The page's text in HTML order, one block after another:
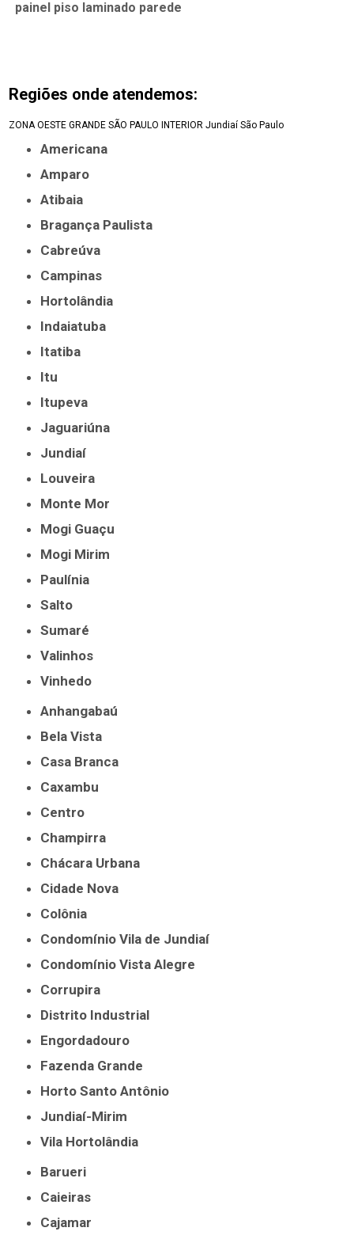
painel piso laminado parede
Regiões onde atendemos:
ZONA OESTE GRANDE SÃO PAULO INTERIOR Jundiaí São Paulo
Americana
Amparo
Atibaia
Bragança Paulista
Cabreúva
Campinas
Hortolândia
Indaiatuba
Itatiba
Itu
Itupeva
Jaguariúna
Jundiaí
Louveira
Monte Mor
Mogi Guaçu
Mogi Mirim
Paulínia
Salto
Sumaré
Valinhos
Vinhedo
Anhangabaú
Bela Vista
Casa Branca
Caxambu
Centro
Champirra
Chácara Urbana
Cidade Nova
Colônia
Condomínio Vila de Jundiaí
Condomínio Vista Alegre
Corrupira
Distrito Industrial
Engordadouro
Fazenda Grande
Horto Santo Antônio
Jundiaí-Mirim
Vila Hortolândia
Barueri
Caieiras
Cajamar